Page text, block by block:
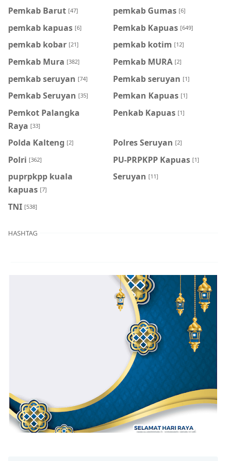
Pemkab Barut [47] pemkab Gumas [6]
pemkab kapuas [6] Pemkab Kapuas [649]
pemkab kobar [21] pemkab kotim [12]
Pemkab Mura [382] Pemkab MURA [2]
pemkab seruyan [74] Pemkab seruyan [1]
Pemkab Seruyan [35] Pemkan Kapuas [1]
Pemkot Palangka
Raya [33]
Penkab Kapuas [1]
Polda Kalteng [2] Polres Seruyan [2]
Polri [362] PU-PRPKPP Kapuas [1]
puprpkpp kuala
kapuas [7]
Seruyan [11]
TNI [538]
HASHTAG